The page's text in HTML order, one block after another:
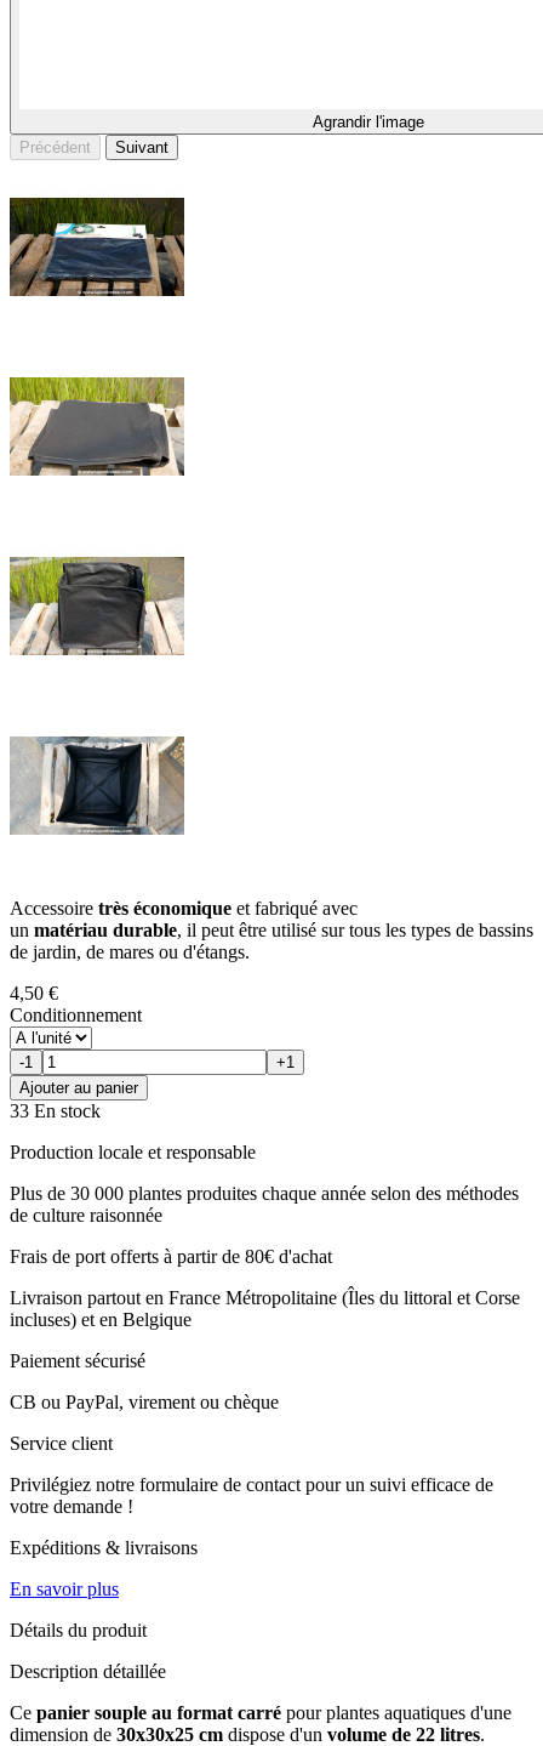
Agrandir l'image
Précédent
Suivant
Accessoire très économique et fabriqué avec
un matériau durable, il peut être utilisé sur tous les types de bassins
de jardin, de mares ou d'étangs.
4,50 €
Conditionnement
-1
+1
Ajouter au panier
33 En stock
Production locale et responsable
Plus de 30 000 plantes produites chaque année selon des méthodes
de culture raisonnée
Frais de port offerts à partir de 80€ d'achat
Livraison partout en France Métropolitaine (Îles du littoral et Corse
incluses) et en Belgique
Paiement sécurisé
CB ou PayPal, virement ou chèque
Service client
Privilégiez notre formulaire de contact pour un suivi efficace de
votre demande !
Expéditions & livraisons
En savoir plus
Détails du produit
Description détaillée
Ce panier souple au format carré pour plantes aquatiques d'une
dimension de 30x30x25 cm dispose d'un volume de 22 litres.